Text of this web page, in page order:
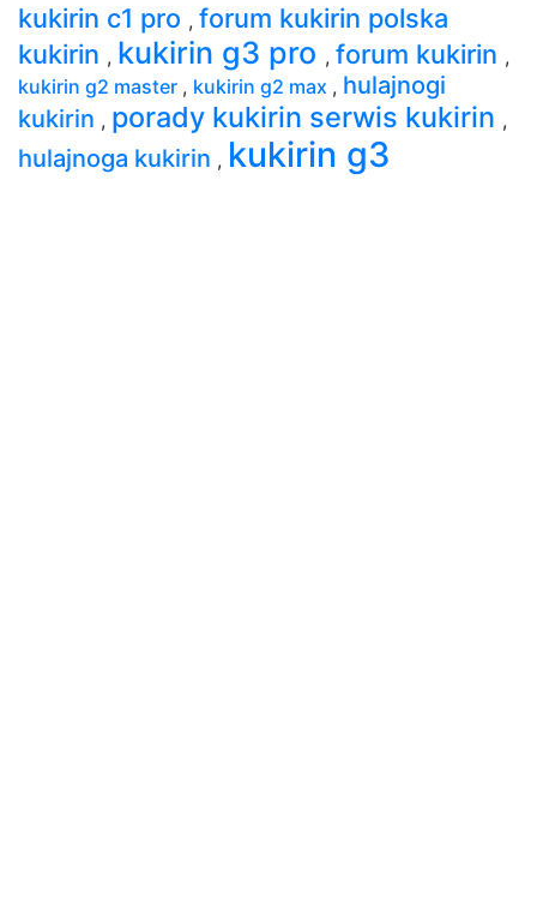
kukirin c1 pro , forum kukirin polska
kukirin , kukirin g3 pro , forum kukirin ,
kukirin g2 master , kukirin g2 max , hulajnogi
kukirin , porady kukirin serwis kukirin ,
hulajnoga kukirin , kukirin g3